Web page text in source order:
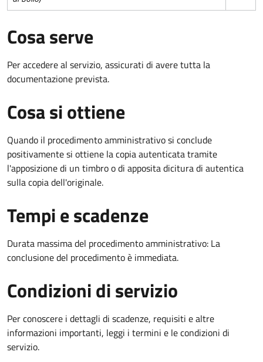
Cosa serve
Per accedere al servizio, assicurati di avere tutta la
documentazione prevista.
Cosa si ottiene
Quando il procedimento amministrativo si conclude
positivamente si ottiene la copia autenticata tramite
l'apposizione di un timbro o di apposita dicitura di autentica
sulla copia dell'originale.
Tempi e scadenze
Durata massima del procedimento amministrativo: La
conclusione del procedimento è immediata.
Condizioni di servizio
Per conoscere i dettagli di scadenze, requisiti e altre
informazioni importanti, leggi i termini e le condizioni di
servizio.